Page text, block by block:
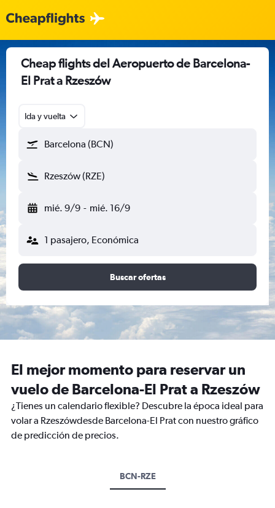
Cheap flights del Aeropuerto de Barcelona-
El Prat a Rzeszów
Ida y vuelta
Barcelona (BCN)
Rzeszów (RZE)
mié. 9/9 - mié. 16/9
1 pasajero, Económica
Buscar ofertas
El mejor momento para reservar un
vuelo de Barcelona-El Prat a Rzeszów
¿Tienes un calendario flexible? Descubre la época ideal para
volar a Rzeszówdesde Barcelona-El Prat con nuestro gráfico
de predicción de precios.
BCN-RZE